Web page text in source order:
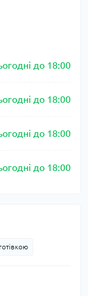
до 18:00
до 18:00
до 18:00
до 18:00
готівкою